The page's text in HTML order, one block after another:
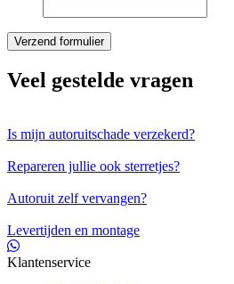
Veel gestelde vragen
Is mijn autoruitschade verzekerd?
Repareren jullie ook sterretjes?
Autoruit zelf vervangen?
Levertijden en montage
Klantenservice